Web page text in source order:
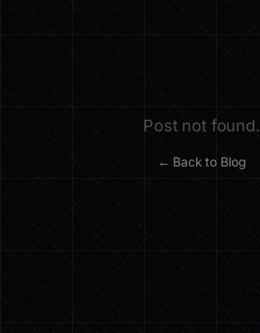
Post not found.
← Back to Blog